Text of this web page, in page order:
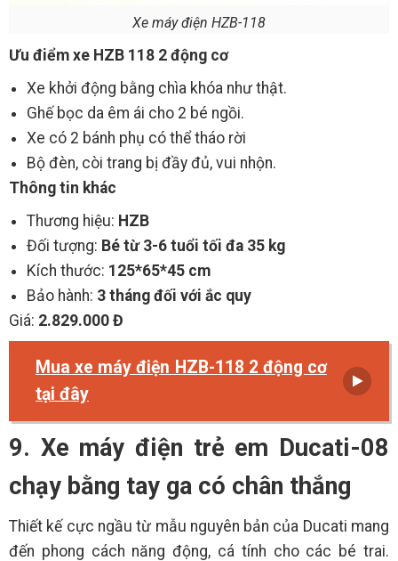
Xe máy điện HZB-118
Ưu điểm xe HZB 118 2 động cơ
Xe khởi động bằng chìa khóa như thật.
Ghế bọc da êm ái cho 2 bé ngồi.
Xe có 2 bánh phụ có thể tháo rời
Bộ đèn, còi trang bị đầy đủ, vui nhộn.
Thông tin khác
Thương hiệu: HZB
Đối tượng: Bé từ 3-6 tuổi tối đa 35 kg
Kích thước: 125*65*45 cm
Bảo hành: 3 tháng đối với ắc quy
Giá: 2.829.000 Đ
Mua xe máy điện HZB-118 2 động cơ
tại đây
9. Xe máy điện trẻ em Ducati-08
chạy bằng tay ga có chân thắng
Thiết kế cực ngầu từ mẫu nguyên bản của Ducati mang
đến phong cách năng động, cá tính cho các bé trai.